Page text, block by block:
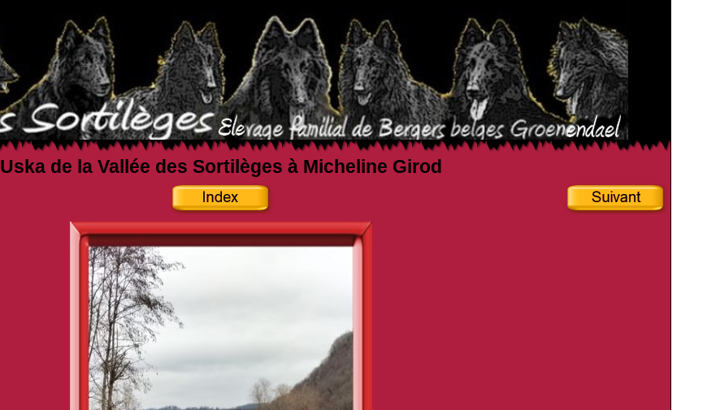
Uska de la Vallée des Sortilèges à Micheline Girod